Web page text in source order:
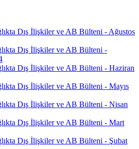
Dış İlişkiler ve AB Bülteni - Ağustos
Dış İlişkiler ve AB Bülteni -
Dış İlişkiler ve AB Bülteni - Haziran
Dış İlişkiler ve AB Bülteni - Mayıs
Dış İlişkiler ve AB Bülteni - Nisan
Dış İlişkiler ve AB Bülteni - Mart
Dış İlişkiler ve AB Bülteni - Şubat